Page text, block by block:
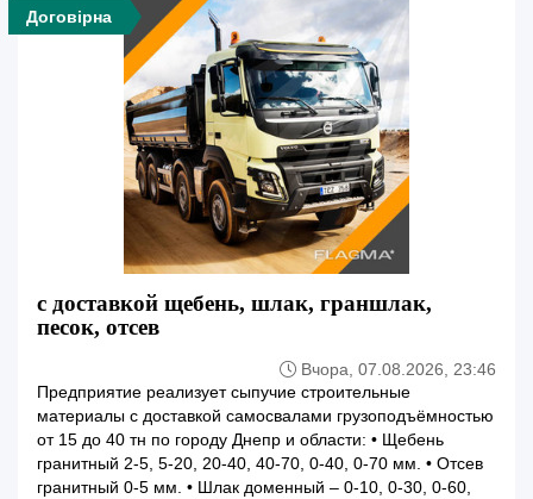
Договірна
с доставкой щебень, шлак, граншлак,
песок, отсев
Вчора, 07.08.2026, 23:46
Предприятие реализует сыпучие строительные
материалы с доставкой самосвалами грузоподъёмностью
от 15 до 40 тн по городу Днепр и области: • Щебень
гранитный 2-5, 5-20, 20-40, 40-70, 0-40, 0-70 мм. • Отсев
гранитный 0-5 мм. • Шлак доменный – 0-10, 0-30, 0-60,